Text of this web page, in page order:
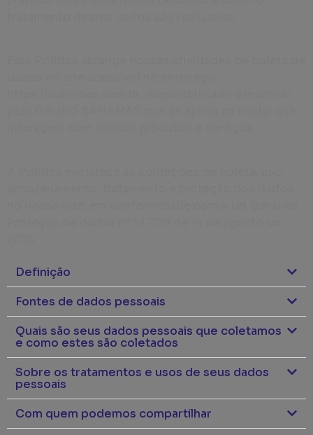
Definição
Fontes de dados pessoais
Quais são seus dados pessoais que coletamos
e como estes são coletados
Sobre os tratamentos e usos de seus dados
pessoais
Com quem podemos compartilhar